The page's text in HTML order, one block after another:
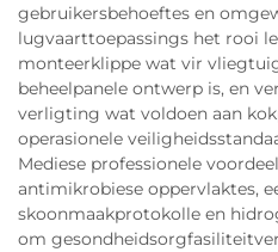
gebruikersbehoeftes en
lugvaarttoepassings het rooi
monteerklippe wat vir
beheelpanele ontwerp is, en
verligting wat voldoen aan
operasionele
Mediese professionele
antimikrobiese oppervlaktes,
skoonmaakprotokolle en
om